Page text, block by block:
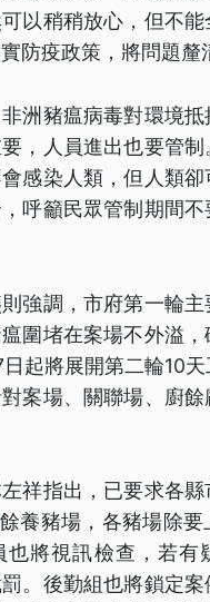
以稍稍放心，但不
防疫政策，將問題釐
洲豬瘟病毒對環境
，人員進出也要管制
感染人類，但人類
呼籲民眾管制期間
強調，市府第一輪
圍堵在案場不外溢
起將展開第二輪10
對案場、關聯場、廚
祥指出，已要求各縣
養豬場，各豬場除要
也將視訊檢查，若有
。後勤組也將鎖定案